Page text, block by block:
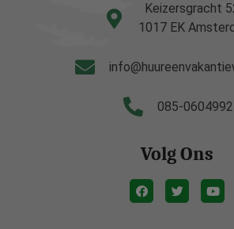
Keizersgracht
1017 EK
085-0604992
Volg Ons